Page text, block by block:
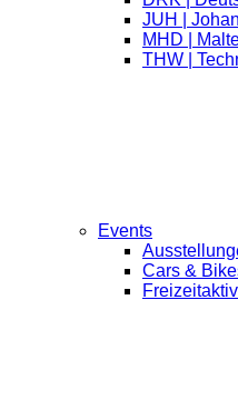
JUH |
MHD |
THW |
Events
Cars &